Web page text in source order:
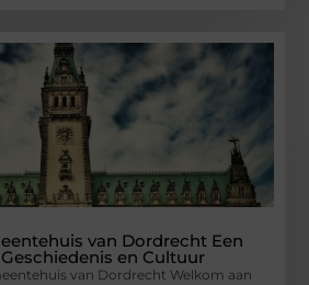
van Dordrecht Een
en Cultuur
van Dordrecht Welkom aan